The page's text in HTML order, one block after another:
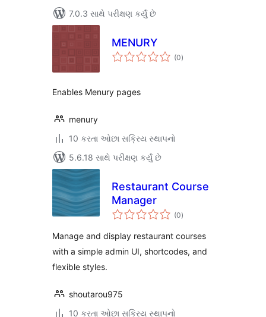
7.0.3 સાથે પરીક્ષણ કર્યું છે
MENURY
(0કુલ
રેટિંગ્સ
)
Enables Menury pages
menury
10 કરતા ઓછા સક્રિય સ્થાપનો
5.6.18 સાથે પરીક્ષણ કર્યું છે
Restaurant Course
Manager
(0કુલ
રેટિંગ્સ
)
Manage and display restaurant courses
with a simple admin UI, shortcodes, and
flexible styles.
shoutarou975
10 કરતા ઓછા સક્રિય સ્થાપનો